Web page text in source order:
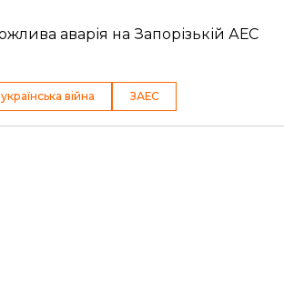
аварія на Запорізькій АЕС
війна ЗАЕС